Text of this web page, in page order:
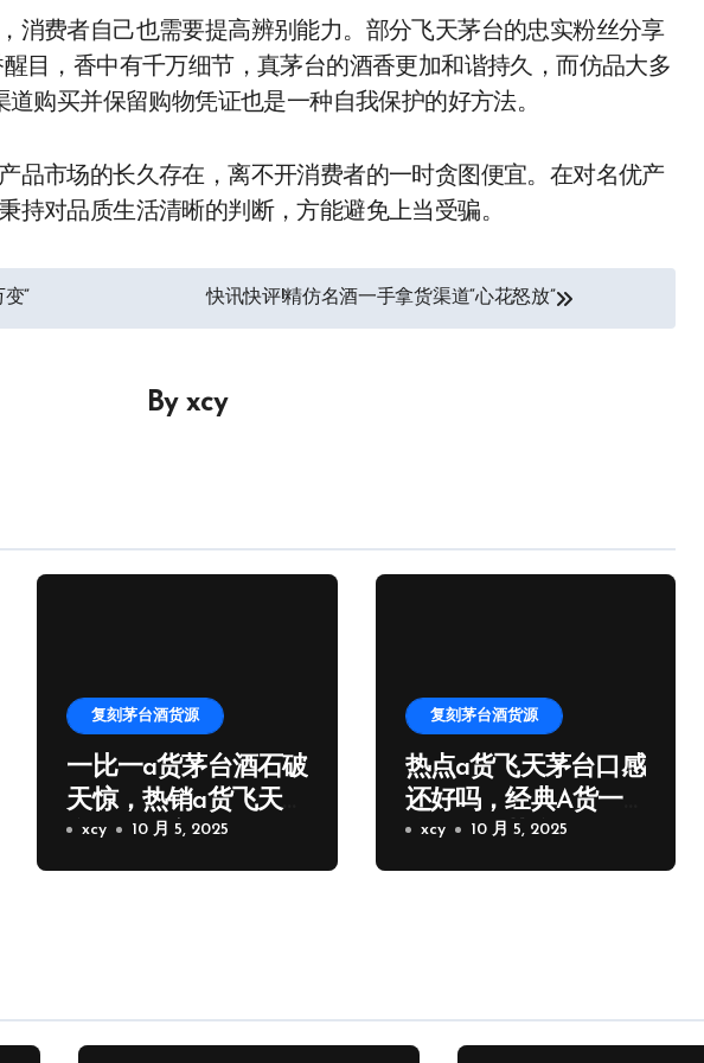
消费者自己也需要提高辨别能力。部分飞天茅台的忠实粉丝分享
醒目，香中有千万细节，真茅台的酒香更加和谐持久，而仿品大多
购买并保留购物凭证也是一种自我保护的好方法。
品市场的长久存在，离不开消费者的一时贪图便宜。在对名优产
持对品质生活清晰的判断，方能避免上当受骗。
” 快讯快评!精仿名酒一手拿货渠道“心花怒放”
By xcy
复刻茅台酒货源
一比一a货茅台酒石破
天惊，热销a货飞天茅
台批发厂家微信
xcy 10 月 5, 2025
复刻茅台酒货源
热点a货飞天茅台口感
还好吗，经典A货一
比一飞天茅台批发
xcy 10 月 5, 2025